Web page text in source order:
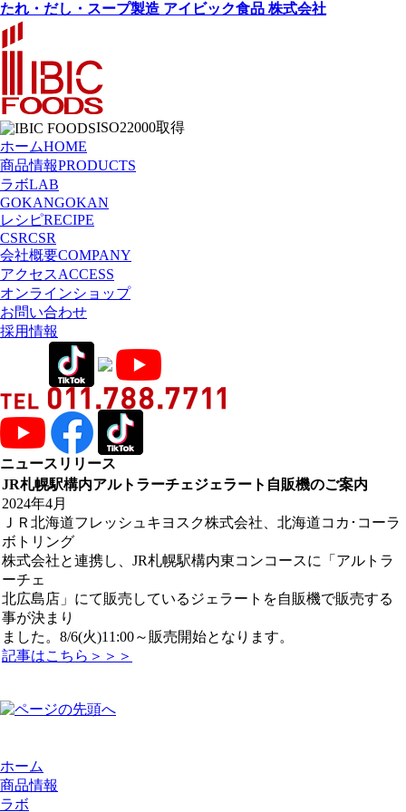
たれ・だし・スープ製造 アイビック食品 株式会社
ISO22000取得
ホームHOME
商品情報PRODUCTS
ラボLAB
GOKANGOKAN
レシピRECIPE
CSRCSR
会社概要COMPANY
アクセスACCESS
オンラインショップ
お問い合わせ
採用情報
ニュースリリース
JR札幌駅構内アルトラーチェジェラート自販機のご案内
2024年4月
ＪＲ北海道フレッシュキヨスク株式会社、北海道コカ･コーラ
ボトリング
株式会社と連携し、JR札幌駅構内東コンコースに「アルトラ
ーチェ
北広島店」にて販売しているジェラートを自販機で販売する
事が決まり
ました。8/6(火)11:00～販売開始となります。
記事はこちら＞＞＞
ホーム
商品情報
ラボ